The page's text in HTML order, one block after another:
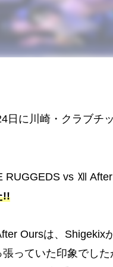
日に川崎・クラブチ
RUGGEDS vs Ⅻ After
!!
Oursは、Shigekix
っていた印象でし